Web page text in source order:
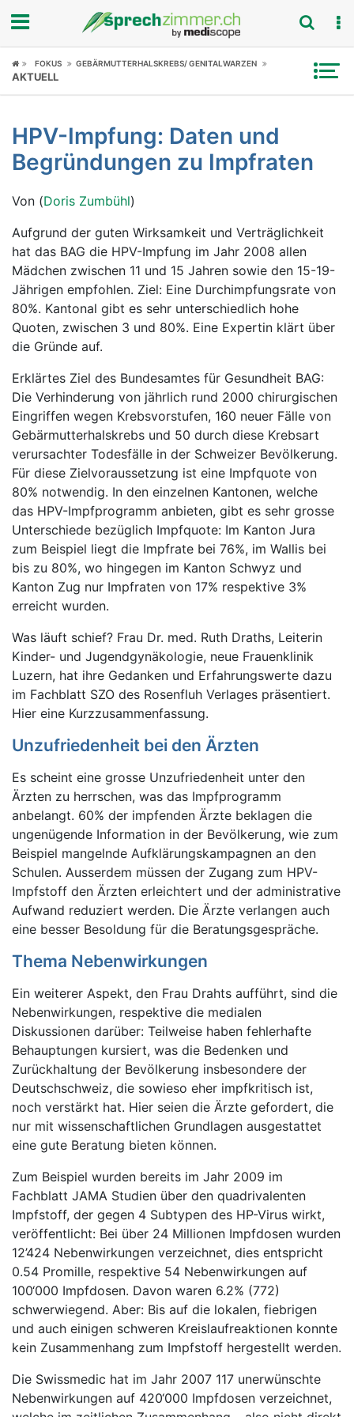
Fokus
Symptome
Untersuchungen
Ratgeber
Rubriken
FOKUS GEBÄRMUTTERHALSKREBS/ GENITALWARZEN
AKTUELL
HPV-Impfung: Daten und
Begründungen zu Impfraten
Von (Doris Zumbühl)
Aufgrund der guten Wirksamkeit und Verträglichkeit
hat das BAG die HPV-Impfung im Jahr 2008 allen
Mädchen zwischen 11 und 15 Jahren sowie den 15-19-
Jährigen empfohlen. Ziel: Eine Durchimpfungsrate von
80%. Kantonal gibt es sehr unterschiedlich hohe
Quoten, zwischen 3 und 80%. Eine Expertin klärt über
die Gründe auf.
Erklärtes Ziel des Bundesamtes für Gesundheit BAG:
Die Verhinderung von jährlich rund 2000 chirurgischen
Eingriffen wegen Krebsvorstufen, 160 neuer Fälle von
Gebärmutterhalskrebs und 50 durch diese Krebsart
verursachter Todesfälle in der Schweizer Bevölkerung.
Für diese Zielvoraussetzung ist eine Impfquote von
80% notwendig. In den einzelnen Kantonen, welche
das HPV-Impfprogramm anbieten, gibt es sehr grosse
Unterschiede bezüglich Impfquote: Im Kanton Jura
zum Beispiel liegt die Impfrate bei 76%, im Wallis bei
bis zu 80%, wo hingegen im Kanton Schwyz und
Kanton Zug nur Impfraten von 17% respektive 3%
erreicht wurden.
Was läuft schief? Frau Dr. med. Ruth Draths, Leiterin
Kinder- und Jugendgynäkologie, neue Frauenklinik
Luzern, hat ihre Gedanken und Erfahrungswerte dazu
im Fachblatt SZO des Rosenfluh Verlages präsentiert.
Hier eine Kurzzusammenfassung.
Unzufriedenheit bei den Ärzten
Es scheint eine grosse Unzufriedenheit unter den
Ärzten zu herrschen, was das Impfprogramm
anbelangt. 60% der impfenden Ärzte beklagen die
ungenügende Information in der Bevölkerung, wie zum
Beispiel mangelnde Aufklärungskampagnen an den
Schulen. Ausserdem müssen der Zugang zum HPV-
Impfstoff den Ärzten erleichtert und der administrative
Aufwand reduziert werden. Die Ärzte verlangen auch
eine besser Besoldung für die Beratungsgespräche.
Thema Nebenwirkungen
Ein weiterer Aspekt, den Frau Drahts aufführt, sind die
Nebenwirkungen, respektive die medialen
Diskussionen darüber: Teilweise haben fehlerhafte
Behauptungen kursiert, was die Bedenken und
Zurückhaltung der Bevölkerung insbesondere der
Deutschschweiz, die sowieso eher impfkritisch ist,
noch verstärkt hat. Hier seien die Ärzte gefordert, die
nur mit wissenschaftlichen Grundlagen ausgestattet
eine gute Beratung bieten können.
Zum Beispiel wurden bereits im Jahr 2009 im
Fachblatt JAMA Studien über den quadrivalenten
Impfstoff, der gegen 4 Subtypen des HP-Virus wirkt,
veröffentlicht: Bei über 24 Millionen Impfdosen wurden
12’424 Nebenwirkungen verzeichnet, dies entspricht
0.54 Promille, respektive 54 Nebenwirkungen auf
100‘000 Impfdosen. Davon waren 6.2% (772)
schwerwiegend. Aber: Bis auf die lokalen, fiebrigen
und auch einigen schweren Kreislaufreaktionen konnte
kein Zusammenhang zum Impfstoff hergestellt werden.
Die Swissmedic hat im Jahr 2007 117 unerwünschte
Nebenwirkungen auf 420‘000 Impfdosen verzeichnet,